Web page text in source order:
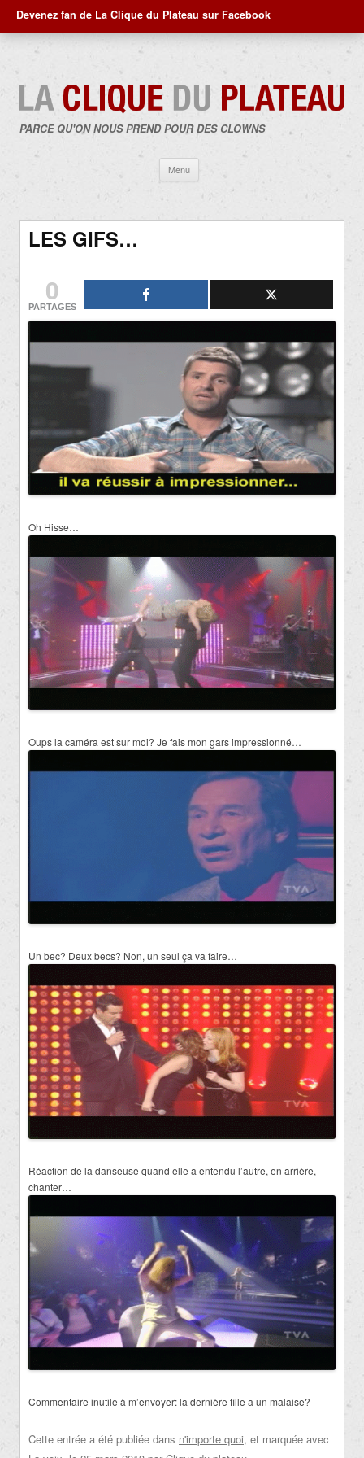
Devenez fan de La Clique du Plateau sur Facebook
PARCE QU'ON NOUS PREND POUR DES CLOWNS
Menu
contenu
LES GIFS…
0
PARTAGES
Oh Hisse…
Oups la caméra est sur moi? Je fais mon gars impressionné…
Un bec? Deux becs? Non, un seul ça va faire…
Réaction de la danseuse quand elle a entendu l’autre, en arrière,
chanter…
Commentaire inutile à m’envoyer: la dernière fille a un malaise?
Cette entrée a été publiée dans n'importe quoi, et marquée avec